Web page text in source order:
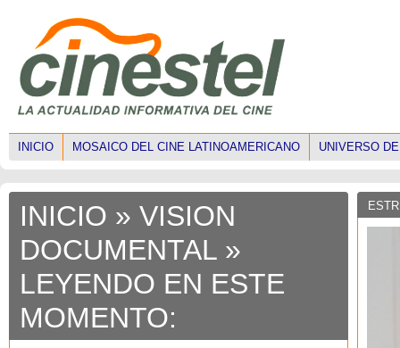
INICIO MOSAICO DEL CINE LATINOAMERICANO UNIVERSO
INICIO » VISION
DOCUMENTAL »
LEYENDO EN ESTE
MOMENTO: